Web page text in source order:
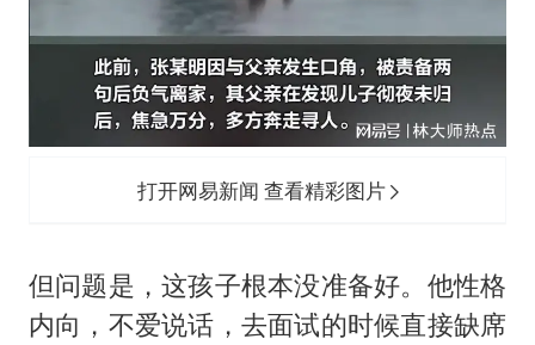
打开网易新闻 查看精彩图片
但问题是，这孩子根本没准备好。他性格
内向，不爱说话，去面试的时候直接缺席